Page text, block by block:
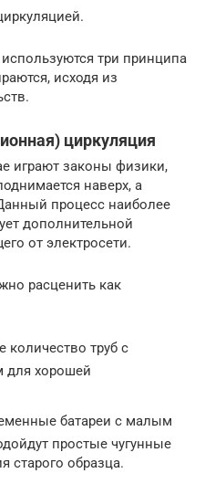
три принципа
исходя из
циркуляция
играют законы физики,
наверх, а
процесс наиболее
дополнительной
от электросети.
расценить как
количество труб с
для хорошей
батареи с малым
простые чугунные
старого образца.